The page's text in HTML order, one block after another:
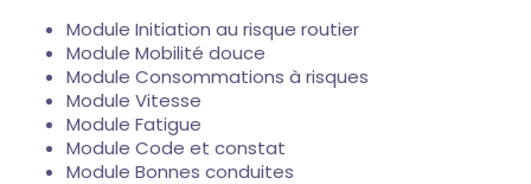
Module Initiation au risque routier
Module Mobilité douce
Module Consommations à risques
Module Vitesse
Module Fatigue
Module Code et constat
Module Bonnes conduites